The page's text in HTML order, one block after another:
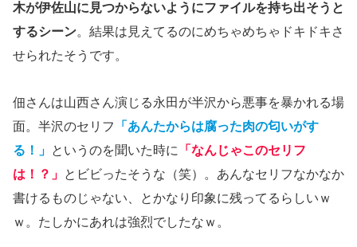
木が伊佐山に見つからないようにファイルを持ち出そうと
するシーン。結果は見えてるのにめちゃめちゃドキドキさ
せられたそうです。
佃さんは山西さん演じる永田が半沢から悪事を暴かれる場
面。半沢のセリフ
「あんたからは腐った肉の匂いがす
る！」 というのを聞いた時に
「なんじゃこのセリフ
は！？」 とビビったそうな（笑）。あんなセリフなかなか
書けるものじゃない、とかなり印象に残ってるらしいｗ
ｗ。たしかにあれは強烈でしたなｗ。